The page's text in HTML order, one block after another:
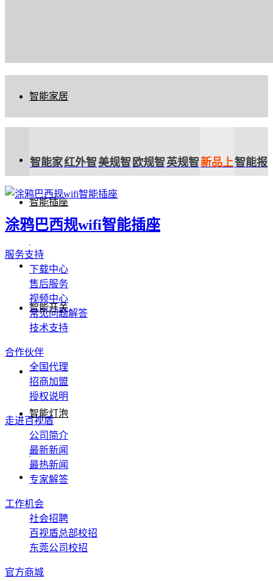
智能家居
智能插座
智能开关
智能灯泡
智能家红外智 美规智 欧规智 英规智新品上智能报
涂鸦巴西规wifi智能插座
服务支持
下载中心
售后服务
视频中心
常见问题解答
技术支持
合作伙伴
全国代理
招商加盟
授权说明
走进百视盾
公司简介
最新新闻
最热新闻
专家解答
工作机会
社会招聘
百视盾总部校招
东莞公司校招
官方商城